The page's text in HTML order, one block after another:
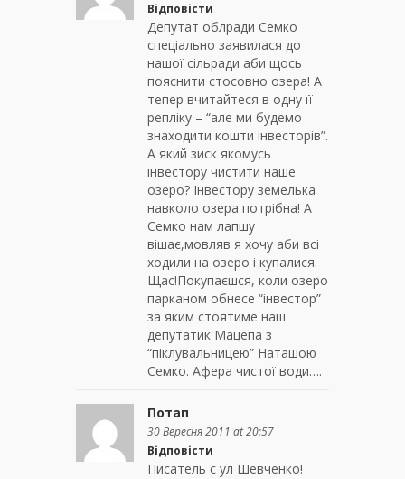
Відповісти
Депутат облради Семко
спеціально заявилася до
нашої сільради аби щось
пояснити стосовно озера! А
тепер вчитайтеся в одну її
репліку – “але ми будемо
знаходити кошти інвесторів”.
А який зиск якомусь
інвестору чистити наше
озеро? Інвестору земелька
навколо озера потрібна! А
Семко нам лапшу
вішає,мовляв я хочу аби всі
ходили на озеро і купалися.
Щас!Покупаєшся, коли озеро
парканом обнесе “інвестор”
за яким стоятиме наш
депутатик Мацепа з
“піклувальницею” Наташою
Семко. Афера чистої води….
Потап
30 Вересня 2011 at 20:57
Відповісти
Писатель с ул Шевченко!